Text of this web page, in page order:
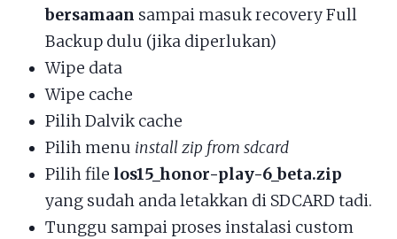
bersamaan sampai masuk recovery Full
Backup dulu (jika diperlukan)
Wipe data
Wipe cache
Pilih Dalvik cache
Pilih menu install zip from sdcard
Pilih file los15_honor-play-6_beta.zip
yang sudah anda letakkan di SDCARD tadi.
Tunggu sampai proses instalasi custom